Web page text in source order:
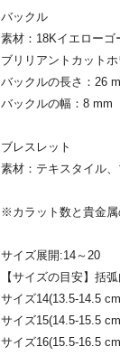
バックル
素材：18Kイエローゴ
ブリリアントカット
バックルの長さ：26
バックルの幅：8 mm
ブレスレット
素材：テキスタイル
※カラット数と貴金属
サイズ展開:14～20
【サイズの目安】括
サイズ14(13.5-14.5
サイズ15(14.5-15.5
サイズ16(15.5-16.5